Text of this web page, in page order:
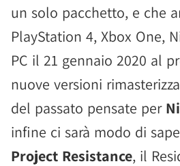
un solo pacchetto, e che
PlayStation 4, Xbox One,
PC il 21 gennaio 2020 al
nuove versioni
del passato pensate per
infine ci sarà modo di
Project Resistance, il